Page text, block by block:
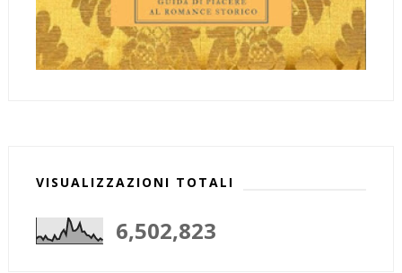
VISUALIZZAZIONI TOTALI
6,502,823